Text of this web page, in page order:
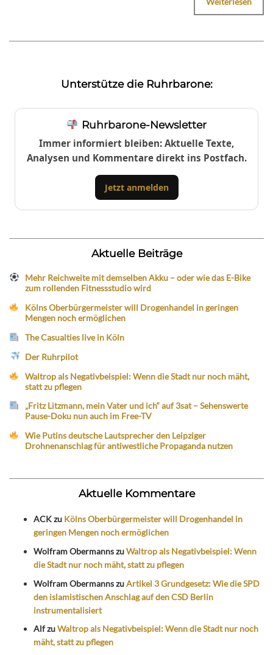
Unterstütze die Ruhrbarone:
Ruhrbarone-Newsletter
Immer informiert bleiben: Aktuelle Texte,
Analysen und Kommentare direkt ins Postfach.
Jetzt anmelden
Aktuelle Beiträge
Mehr Reichweite mit demselben Akku – oder wie das E-Bike
zum rollenden Fitnessstudio wird
Kölns Oberbürgermeister will Drogenhandel in geringen
Mengen noch ermöglichen
The Casualties live in Köln
Der Ruhrpilot
Waltrop als Negativbeispiel: Wenn die Stadt nur noch mäht,
statt zu pflegen
„Fritz Litzmann, mein Vater und ich“ auf 3sat – Sehenswerte
Pause-Doku nun auch im Free-TV
Wie Putins deutsche Lautsprecher den Leipziger
Drohnenanschlag für antiwestliche Propaganda nutzen
Aktuelle Kommentare
ACKzu Kölns Oberbürgermeister will Drogenhandel in
geringen Mengen noch ermöglichen
Wolfram ObermannszuWaltrop als Negativbeispiel: Wenn
die Stadt nur noch mäht, statt zu pflegen
Wolfram ObermannszuArtikel 3 Grundgesetz: Wie die SPD
den islamistischen Anschlag auf den CSD Berlin
instrumentalisiert
AlfzuWaltrop als Negativbeispiel: Wenn die Stadt nur noch
mäht, statt zu pflegen